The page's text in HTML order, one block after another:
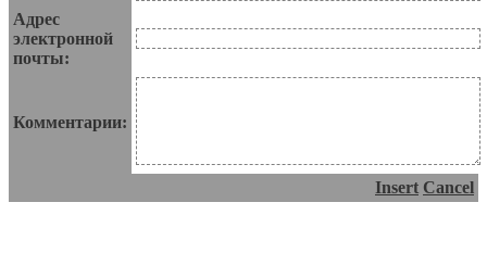
Адрес
электронной
почты:
Комментарии:
Insert Cancel